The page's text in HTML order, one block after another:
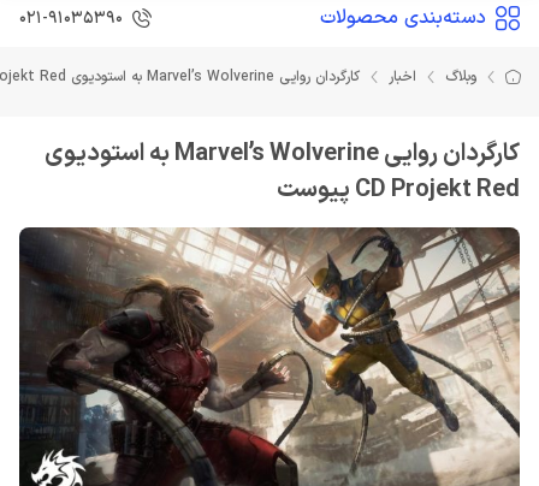
دسته‌بندی محصولات 021-91035390
وبلاگ اخبار کارگردان روایی Marvel’s Wolverine به استودیوی CD Projekt Red پیوست
کارگردان روایی Marvel’s Wolverine به استودیوی
CD Projekt Red پیوست